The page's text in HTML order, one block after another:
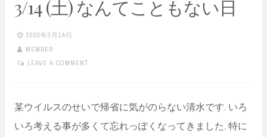
3/14 (土) なんてこともない日
2020年3月14日
MEMBER
LEAVE A COMMENT
某ウイルスのせいで帰省に気がのらない清水です. いろ
いろ考える事が多くて忘れっぽくなってきました. 特に